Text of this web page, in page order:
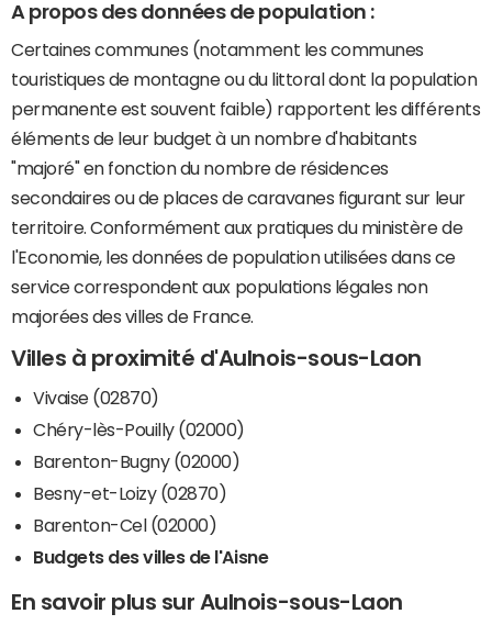
A propos des données de population :
Certaines communes (notamment les communes
touristiques de montagne ou du littoral dont la population
permanente est souvent faible) rapportent les différents
éléments de leur budget à un nombre d'habitants
"majoré" en fonction du nombre de résidences
secondaires ou de places de caravanes figurant sur leur
territoire. Conformément aux pratiques du ministère de
l'Economie, les données de population utilisées dans ce
service correspondent aux populations légales non
majorées des villes de France.
Villes à proximité d'Aulnois-sous-Laon
Vivaise (02870)
Chéry-lès-Pouilly (02000)
Barenton-Bugny (02000)
Besny-et-Loizy (02870)
Barenton-Cel (02000)
Budgets des villes de l'Aisne
En savoir plus sur Aulnois-sous-Laon